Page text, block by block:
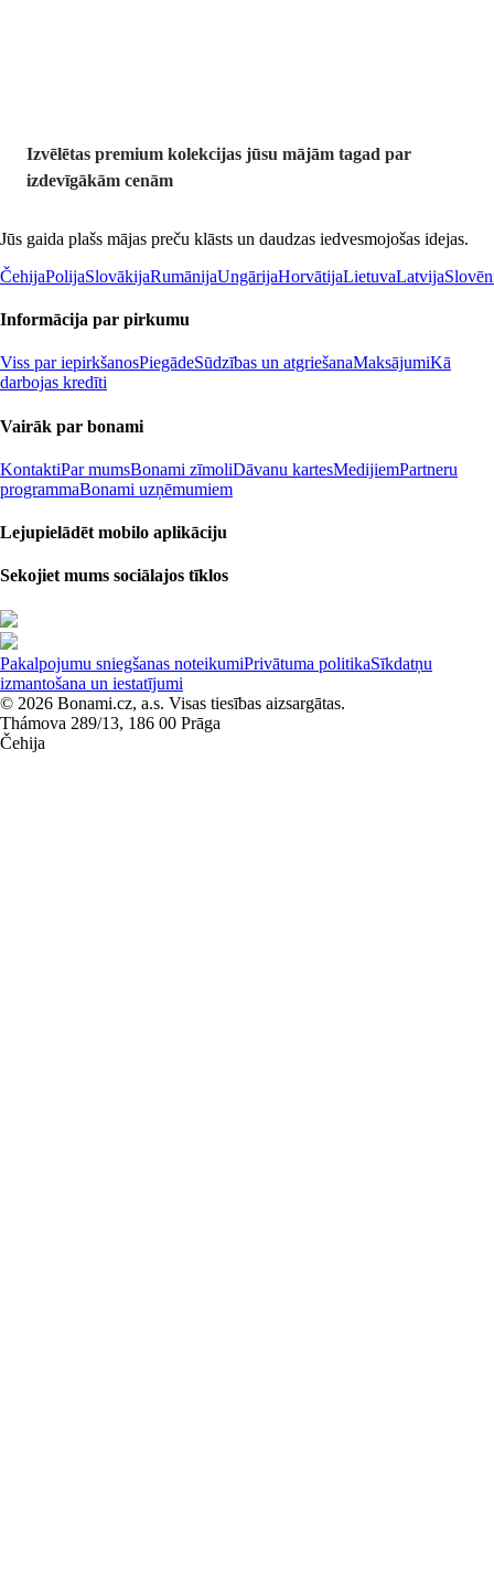
Izvēlētas premium kolekcijas jūsu mājām tagad par
izdevīgākām cenām
Jūs gaida plašs mājas preču klāsts un daudzas iedvesmojošas idejas.
ČehijaPolijaSlovākijaRumānijaUngārijaHorvātijaLietuvaLatvija
Informācija par pirkumu
Viss par iepirkšanosPiegādeSūdzības un atgriešanaMaksājumiKā
darbojas kredīti
Vairāk par bonami
KontaktiPar mumsBonami zīmoliDāvanu kartesMedijiemPartneru
programmaBonami uzņēmumiem
Lejupielādēt mobilo aplikāciju
Sekojiet mums sociālajos tīklos
Pakalpojumu sniegšanas noteikumiPrivātuma politikaSīkdatņu
izmantošana un iestatījumi
© 2026 Bonami.cz, a.s. Visas tiesības aizsargātas.
Thámova 289/13, 186 00 Prāga
Čehija